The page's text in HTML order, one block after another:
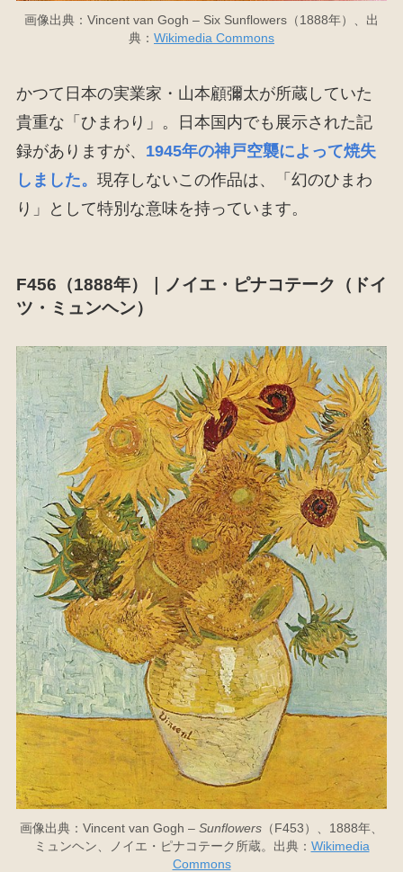
画像出典：Vincent van Gogh – Six Sunflowers（1888年）、出
典： Wikimedia Commons
かつて日本の実業家・山本顧彌太が所蔵していた
貴重な「ひまわり」。日本国内でも展示された記
録がありますが、 1945年の神戸空襲によって焼失
しました。 現存しないこの作品は、「幻のひまわ
り」として特別な意味を持っています。
F456（1888年）｜ノイエ・ピナコテーク（ドイ
ツ・ミュンヘン）
画像出典：Vincent van Gogh – Sunflowers （F453）、1888年、
ミュンヘン、ノイエ・ピナコテーク所蔵。出典： Wikimedia
Commons